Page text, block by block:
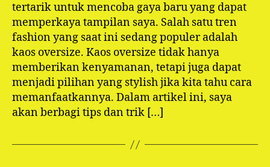
tertarik untuk mencoba gaya baru yang dapat
memperkaya tampilan saya. Salah satu tren
fashion yang saat ini sedang populer adalah
kaos oversize. Kaos oversize tidak hanya
memberikan kenyamanan, tetapi juga dapat
menjadi pilihan yang stylish jika kita tahu cara
memanfaatkannya. Dalam artikel ini, saya
akan berbagi tips dan trik […]